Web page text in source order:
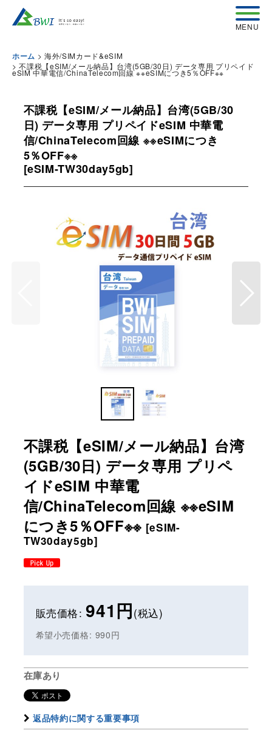
ホーム > 海外/SIMカード&eSIM
> 不課税【eSIM/メール納品】台湾(5GB/30日) データ専用 プリペイド
eSIM 中華電信/ChinaTelecom回線 ※※eSIMにつき5％OFF※※
不課税【eSIM/メール納品】台湾(5GB/30
日) データ専用 プリペイドeSIM 中華電
信/ChinaTelecom回線 ※※eSIMにつき
5％OFF※※
[eSIM-TW30day5gb]
不課税【eSIM/メール納品】台湾
(5GB/30日) データ専用 プリペ
イドeSIM 中華電
信/ChinaTelecom回線 ※※eSIM
につき5％OFF※※ [eSIM-
TW30day5gb]
販売価格: 941円(税込)
希望小売価格: 990円
在庫あり
返品特約に関する重要事項